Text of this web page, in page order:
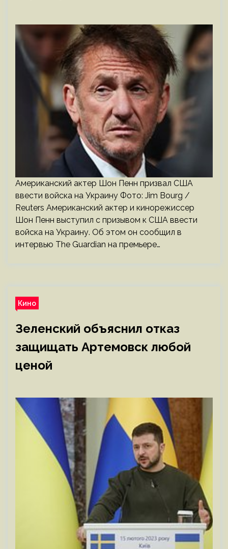
Американский актер Шон Пенн призвал США
ввести войска на Украину Фото: Jim Bourg /
Reuters Американский актер и кинорежиссер
Шон Пенн выступил с призывом к США ввести
войска на Украину. Об этом он сообщил в
интервью The Guardian на премьере…
Кино
Зеленский объяснил отказ
защищать Артемовск любой
ценой